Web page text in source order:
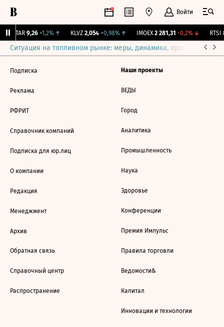
Войти
UTAR 9,26 +1,2%↑ KLVZ 2,054 +0,98%↑ IMOEX 2 281,31 -0,2%↓ RTSI
Ситуация на топливном рынке: меры, динамика, прогнозы
Подписка
Реклама
РФРИТ
Справочник компаний
Подписка для юр.лиц
О компании
Редакция
Менеджмент
Архив
Обратная связь
Справочный центр
Распространение
Наши проекты
ВЕДЫ
Город
Аналитика
Промышленность
Наука
Здоровье
Конференции
Премия Импульс
Правила торговли
Ведомости&
Капитал
Инновации и технологии